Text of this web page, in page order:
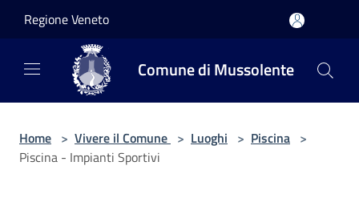
Regione Veneto
Comune di Mussolente
Home > Vivere il Comune > Luoghi > Piscina >
Piscina - Impianti Sportivi